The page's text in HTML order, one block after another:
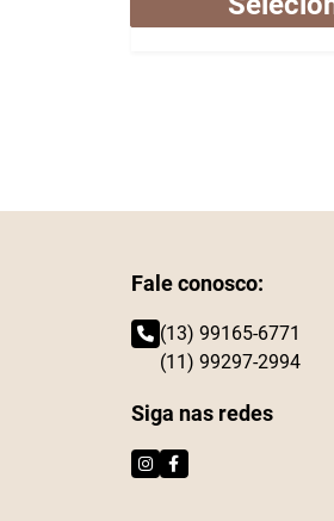
Fale conosco:
(13) 99165-6771
(11) 99297-2994
Siga nas redes